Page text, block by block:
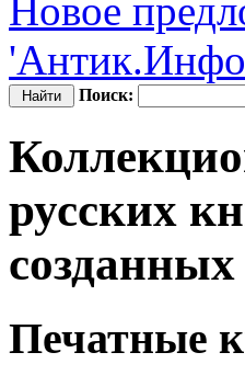
Новое
Поиск:
русских
Печатные